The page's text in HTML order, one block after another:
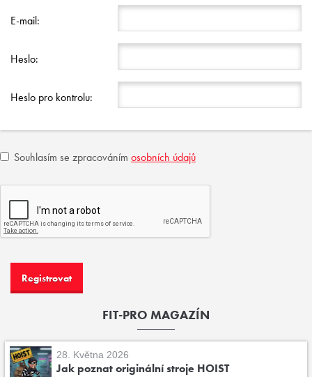
E-mail:
Heslo:
Heslo pro kontrolu:
Souhlasím se zpracováním osobních údajů
FIT-PRO MAGAZÍN
28. Května 2026
Jak poznat originální stroje HOIST